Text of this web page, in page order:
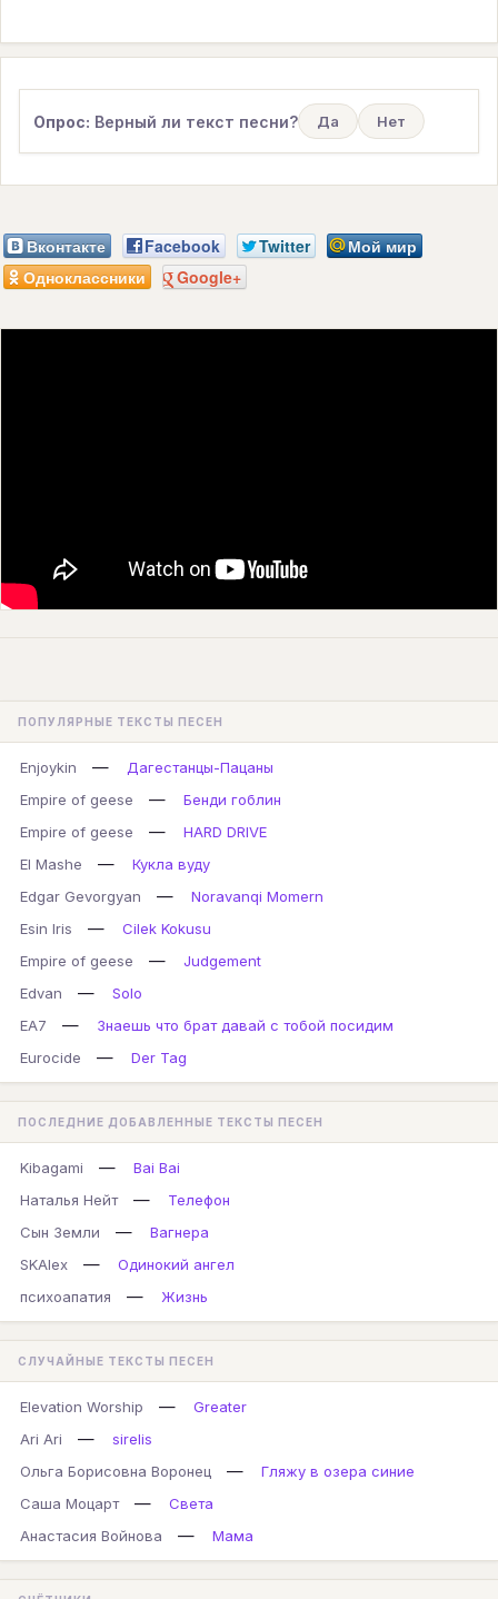
Опрос: Верный ли текст песни? Да Нет
Вконтакте Facebook Twitter
Мой мир
Одноклассники
Google+
ПОПУЛЯРНЫЕ ТЕКСТЫ ПЕСЕН
Enjoykin —
Дагестанцы-Пацаны
Empire of geese
—
Бенди гоблин
Empire of geese
—
HARD DRIVE
El Mashe
—
Кукла вуду
Edgar Gevorgyan
—
Noravanqi Momern
Esin Iris
—
Cilek Kokusu
Empire of geese
—
Judgement
Edvan
—
Solo
EA7
—
Знаешь что брат давай с тобой посидим
Eurocide
— Der Tag
ПОСЛЕДНИЕ ДОБАВЛЕННЫЕ ТЕКСТЫ ПЕСЕН
Kibagami —
Bai Bai
Наталья Нейт
—
Телефон
Сын Земли
—
Вагнера
SKAlex
—
Одинокий ангел
психоапатия
— Жизнь
СЛУЧАЙНЫЕ ТЕКСТЫ ПЕСЕН
Elevation Worship —
Greater
Ari Ari
—
sirelis
Ольга Борисовна Воронец
—
Гляжу в озера синие
Саша Моцарт
—
Света
Анастасия Войнова
— Мама